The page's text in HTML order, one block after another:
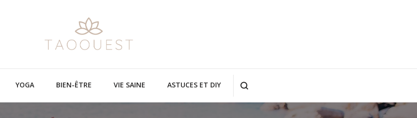
Taoouest
Médecine douce pour vous aligner avec votre corps
YOGA BIEN-ÊTRE VIE SAINE ASTUCES ET DIY